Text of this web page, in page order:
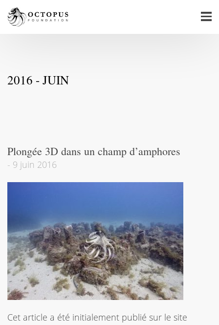
2016 - JUIN
Plongée 3D dans un champ d’amphores
- 9 juin 2016
Cet article a été initialement publié sur le site